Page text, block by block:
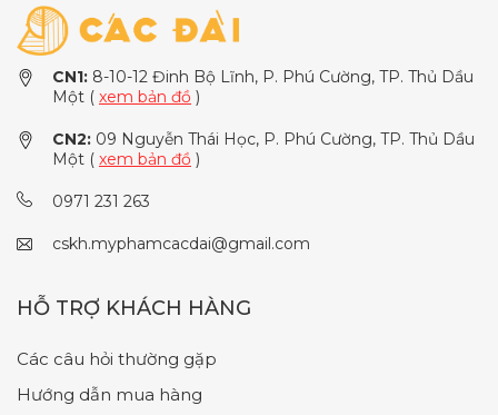
CN1: 8-10-12 Đinh Bộ Lĩnh, P. Phú Cường, TP. Thủ Dầu
Một ( xem bản đồ )
CN2: 09 Nguyễn Thái Học, P. Phú Cường, TP. Thủ Dầu
Một ( xem bản đồ )
0971 231 263
cskh.myphamcacdai@gmail.com
HỖ TRỢ KHÁCH HÀNG
Các câu hỏi thường gặp
Hướng dẫn mua hàng